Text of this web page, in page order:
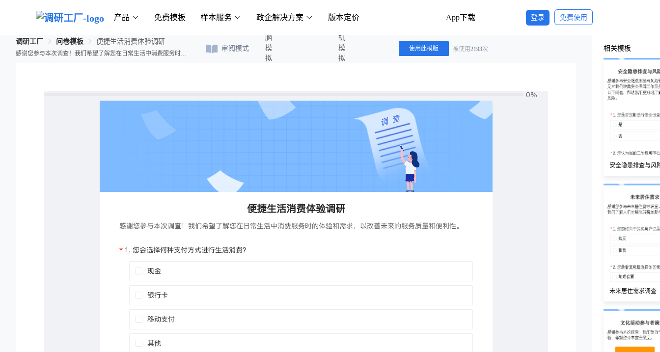
产品 免费模板 样本服务 政企解决方案 版本定价 App下载 登录 免费使用
调研工厂 问卷模板 便捷生活消费体验调研
感谢您参与本次调查！我们希望了解您在日常生活中消费服务时的体验和需求，以改善未来的服务质量和便利性。
审阅模式
电脑模拟答题 手机模拟答题
使用此模版 被使用2193次 相关模板
安全隐患排查与风
未来居住需求调查